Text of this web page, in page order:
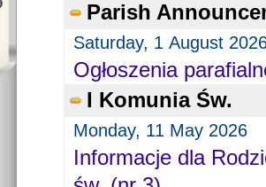
Parish
Saturday, 1 August
Ogłoszenia
I Komunia Św.
Monday, 11 May 2026
Informacje dla